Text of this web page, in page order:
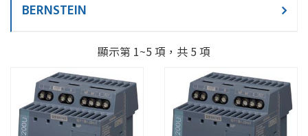
顯示第 1~5 項，共 5 項
BERNSTEIN